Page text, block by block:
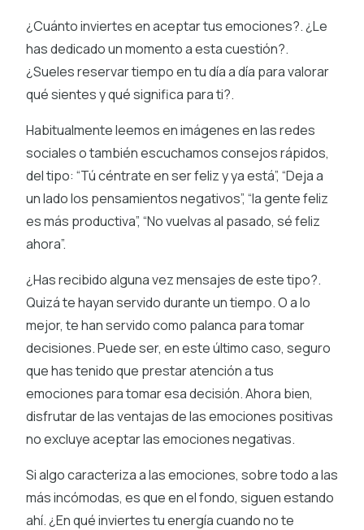
¿Cuánto inviertes en aceptar tus emociones?. ¿Le
has dedicado un momento a esta cuestión?.
¿Sueles reservar tiempo en tu día a día para valorar
qué sientes y qué significa para ti?.
Habitualmente leemos en imágenes en las redes
sociales o también escuchamos consejos rápidos,
del tipo: “Tú céntrate en ser feliz y ya está”, “Deja a
un lado los pensamientos negativos”, “la gente feliz
es más productiva”, “No vuelvas al pasado, sé feliz
ahora”.
¿Has recibido alguna vez mensajes de este tipo?.
Quizá te hayan servido durante un tiempo. O a lo
mejor, te han servido como palanca para tomar
decisiones. Puede ser, en este último caso, seguro
que has tenido que prestar atención a tus
emociones para tomar esa decisión. Ahora bien,
disfrutar de las ventajas de las emociones positivas
no excluye aceptar las emociones negativas.
Si algo caracteriza a las emociones, sobre todo a las
más incómodas, es que en el fondo, siguen estando
ahí. ¿En qué inviertes tu energía cuando no te